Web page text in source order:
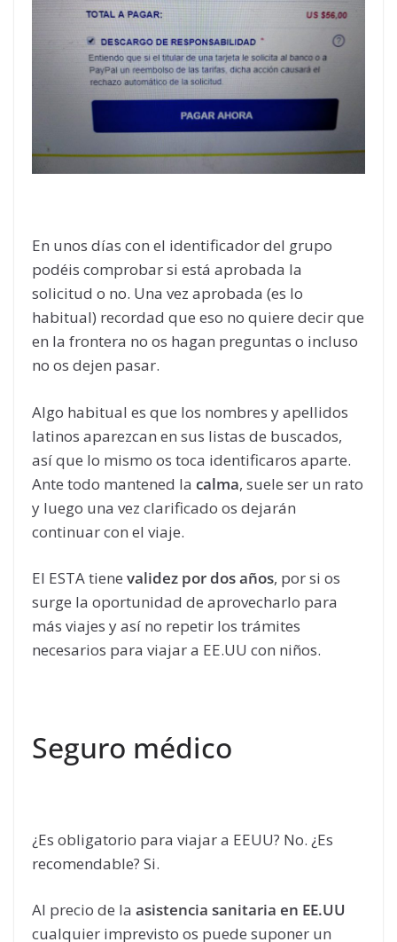
En unos días con el identificador del grupo
podéis comprobar si está aprobada la
solicitud o no. Una vez aprobada (es lo
habitual) recordad que eso no quiere decir que
en la frontera no os hagan preguntas o incluso
no os dejen pasar.
Algo habitual es que los nombres y apellidos
latinos aparezcan en sus listas de buscados,
así que lo mismo os toca identificaros aparte.
Ante todo mantened la calma, suele ser un rato
y luego una vez clarificado os dejarán
continuar con el viaje.
El ESTA tiene validez por dos años, por si os
surge la oportunidad de aprovecharlo para
más viajes y así no repetir los trámites
necesarios para viajar a EE.UU con niños.
Seguro médico
¿Es obligatorio para viajar a EEUU? No. ¿Es
recomendable? Si.
Al precio de la asistencia sanitaria en EE.UU
cualquier imprevisto os puede suponer un